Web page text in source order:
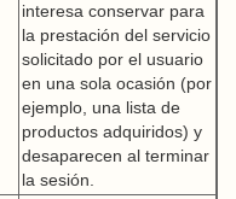
interesa conservar para
la prestación del servicio
solicitado por el usuario
en una sola ocasión (por
ejemplo, una lista de
productos adquiridos) y
desaparecen al terminar
la sesión.